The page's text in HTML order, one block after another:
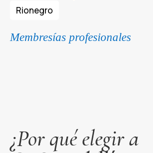
Rionegro
Membresías profesionales
¿Por qué elegir a